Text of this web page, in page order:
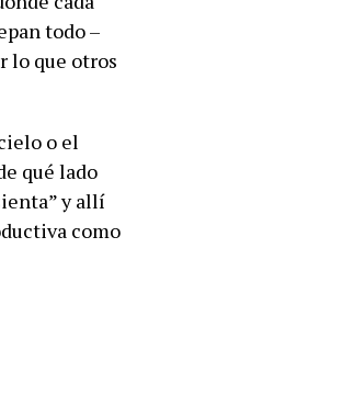
todo –
lo que otros
o el
qué lado
y allí
como